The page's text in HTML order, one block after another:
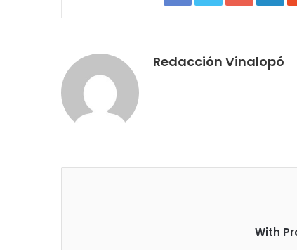
Redacción Vinalopó
With